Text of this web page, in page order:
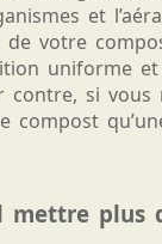
et
votre
uniforme
si vous
compost
plus